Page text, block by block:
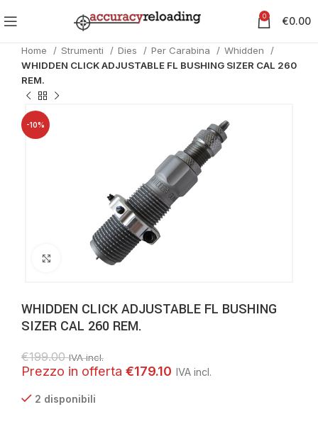
0 €0.00
Home Strumenti Dies Per Carabina
Whidden
WHIDDEN CLICK ADJUSTABLE FL BUSHING SIZER CAL 260
REM.
-10%
Clicca per ingrandire
WHIDDEN CLICK ADJUSTABLE FL BUSHING
SIZER CAL 260 REM.
€199.00 IVA incl.
€179.10
2 disponibili